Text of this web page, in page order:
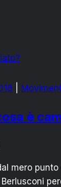
è
mero